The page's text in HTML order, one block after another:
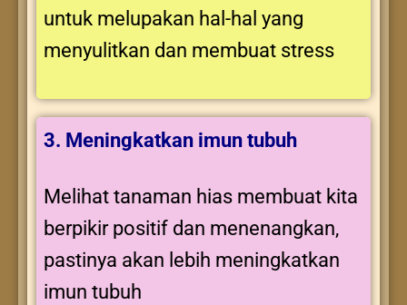
untuk melupakan hal-hal yang
menyulitkan dan membuat stress
3. Meningkatkan imun tubuh
Melihat tanaman hias membuat kita
berpikir positif dan menenangkan,
pastinya akan lebih meningkatkan
imun tubuh